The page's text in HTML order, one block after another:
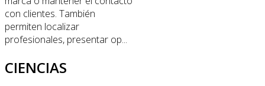
con clientes. También
permiten localizar
profesionales, presentar op...
CIENCIAS